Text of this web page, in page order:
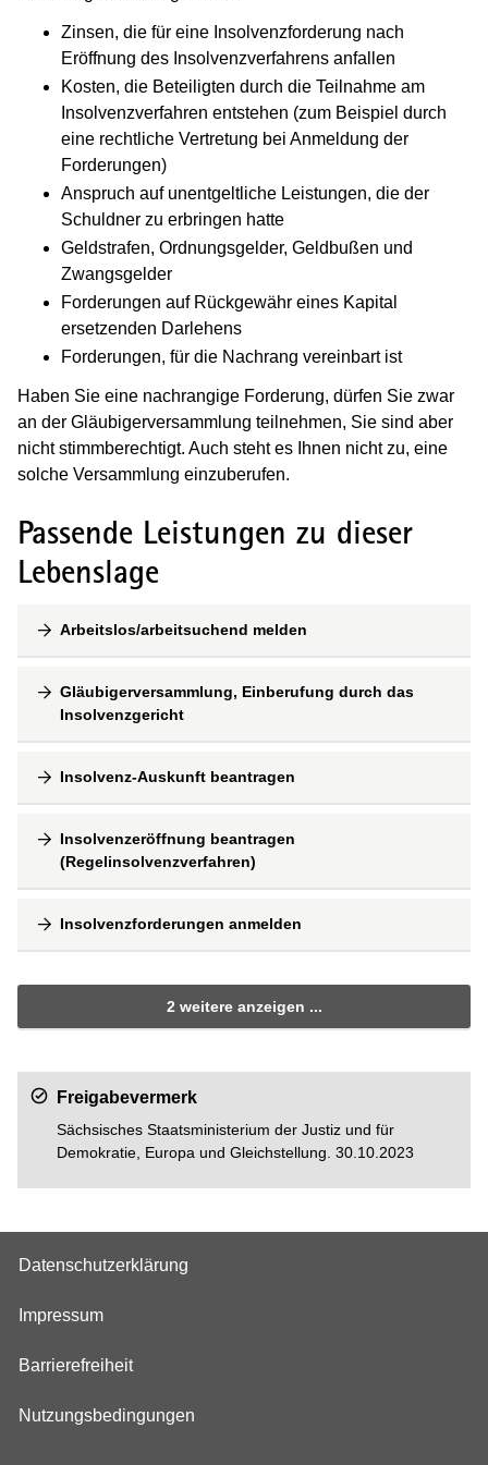
Zinsen, die für eine Insolvenzforderung nach
Eröffnung des Insolvenzverfahrens anfallen
Kosten, die Beteiligten durch die Teilnahme am
Insolvenzverfahren entstehen (zum Beispiel durch
eine rechtliche Vertretung bei Anmeldung der
Forderungen)
Anspruch auf unentgeltliche Leistungen, die der
Schuldner zu erbringen hatte
Geldstrafen, Ordnungsgelder, Geldbußen und
Zwangsgelder
Forderungen auf Rückgewähr eines Kapital
ersetzenden Darlehens
Forderungen, für die Nachrang vereinbart ist
Haben Sie eine nachrangige Forderung, dürfen Sie zwar
an der Gläubigerversammlung teilnehmen, Sie sind aber
nicht stimmberechtigt. Auch steht es Ihnen nicht zu, eine
solche Versammlung einzuberufen.
Passende Leistungen zu dieser
Lebenslage
Arbeitslos/arbeitsuchend melden
Gläubigerversammlung, Einberufung durch das
Insolvenzgericht
Insolvenz-Auskunft beantragen
Insolvenzeröffnung beantragen
(Regelinsolvenzverfahren)
Insolvenzforderungen anmelden
2 weitere anzeigen ...
Freigabevermerk
Sächsisches Staatsministerium der Justiz und für
Demokratie, Europa und Gleichstellung. 30.10.2023
Datenschutzerklärung
Impressum
Barrierefreiheit
Nutzungsbedingungen